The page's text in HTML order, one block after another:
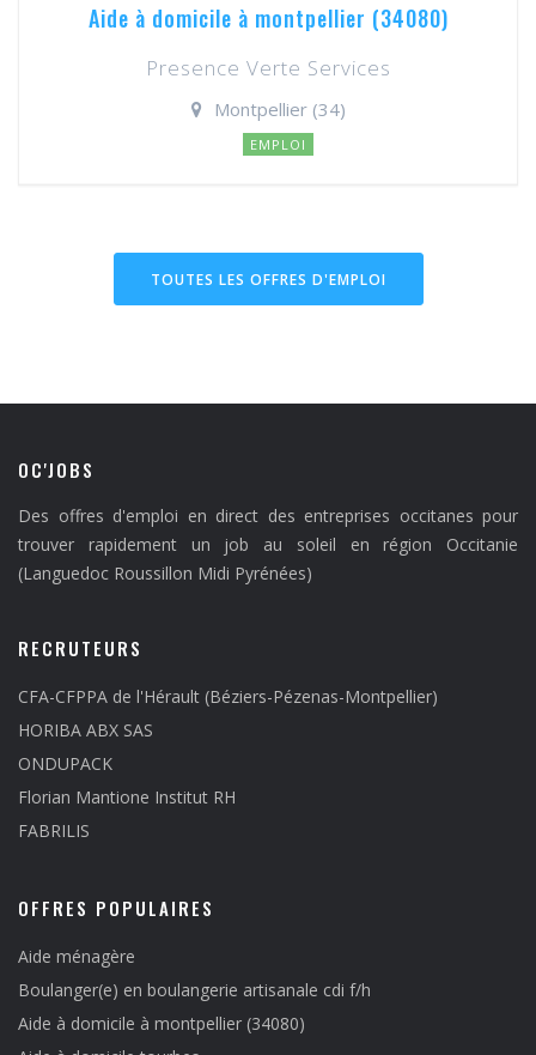
Aide à domicile à montpellier (34080)
Presence Verte Services
Montpellier (34)
EMPLOI
TOUTES LES OFFRES D'EMPLOI
OC'JOBS
Des offres d'emploi en direct des entreprises occitanes pour
trouver rapidement un job au soleil en région Occitanie
(Languedoc Roussillon Midi Pyrénées)
RECRUTEURS
CFA-CFPPA de l'Hérault (Béziers-Pézenas-Montpellier)
HORIBA ABX SAS
ONDUPACK
Florian Mantione Institut RH
FABRILIS
OFFRES POPULAIRES
Aide ménagère
Boulanger(e) en boulangerie artisanale cdi f/h
Aide à domicile à montpellier (34080)